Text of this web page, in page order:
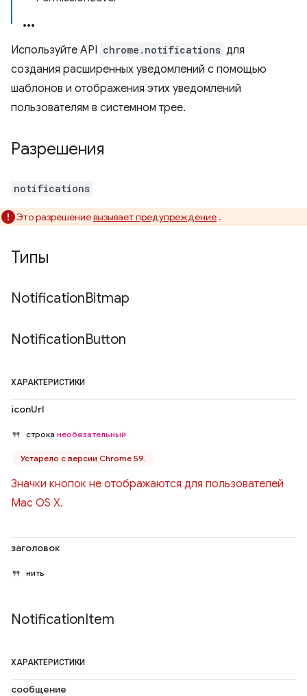
Используйте API chrome.notifications для
создания расширенных уведомлений с помощью
шаблонов и отображения этих уведомлений
пользователям в системном трее.
Разрешения
notifications
Это разрешениевызывает предупреждение .
Типы
NotificationBitmap
NotificationButton
ХАРАКТЕРИСТИКИ
iconUrl
строка необязательный
Устарело с версии Chrome 59.
Значки кнопок не отображаются для пользователей
Mac OS X.
заголовок
нить
NotificationItem
ХАРАКТЕРИСТИКИ
сообщение